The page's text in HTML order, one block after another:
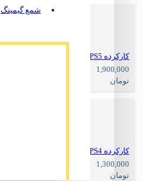
شمع گیمینگ
کارکرده F1 2022 PS5
1,900,000
تومان
کارکرده FC 24 PS4
1,300,000
تومان